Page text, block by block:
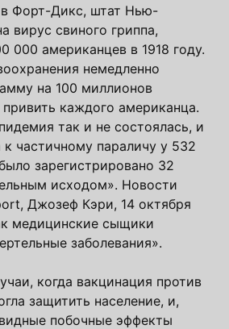
Форт-Дикс, штат Нью-
вирус свиного гриппа,
000 американцев в 1918 году.
немедленно
на 100 миллионов
каждого американца.
так и не состоялась, и
к частичному параличу у 532
зарегистрировано 32
исходом». Новости
Джозеф Кэри, 14 октября
медицинские сыщики
заболевания».
когда вакцинация против
защитить население, и,
побочные эффекты